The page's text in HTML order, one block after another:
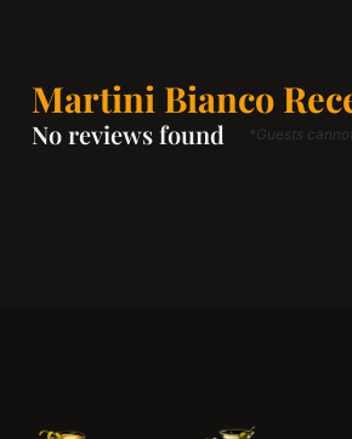
Martini Bianco
No reviews found *Guests